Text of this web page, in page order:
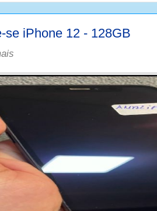
se iPhone 12 - 128GB